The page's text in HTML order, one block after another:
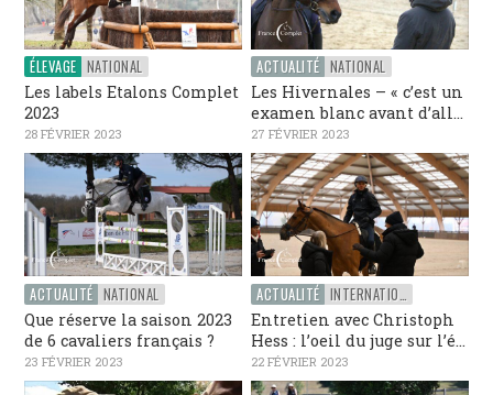
ÉLEVAGE NATIONAL
Les labels Etalons Complet
2023
28 FÉVRIER 2023
ACTUALITÉ NATIONAL
Les Hivernales – « c’est un
examen blanc avant d’all...
27 FÉVRIER 2023
ACTUALITÉ NATIONAL
Que réserve la saison 2023
de 6 cavaliers français ?
23 FÉVRIER 2023
ACTUALITÉ
Entretien avec Christoph
Hess : l’oeil du juge sur l’é...
22 FÉVRIER 2023